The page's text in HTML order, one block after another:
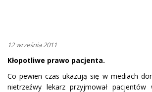
12 września 2011
Kłopotliwe prawo pacjenta.
Co pewien czas ukazują się w mediach
nietrzeźwy lekarz przyjmował pacjentów